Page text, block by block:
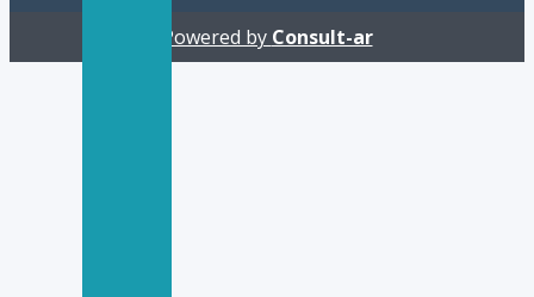
Powered by Consult-ar